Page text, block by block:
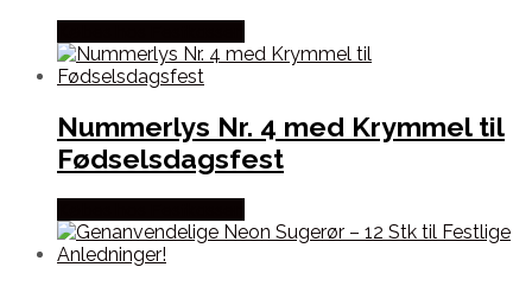
Nummerlys Nr. 4 med Krymmel til
Fødselsdagsfest